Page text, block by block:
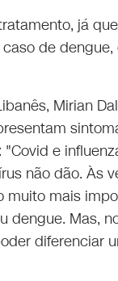
já
de
Mirian
e
não dão. Às
muito mais
dengue. Mas,
diferenciar